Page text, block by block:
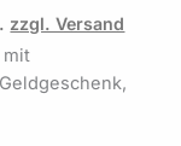
zzgl. Versand
mit